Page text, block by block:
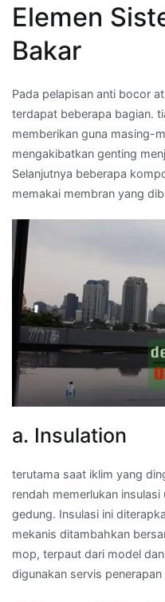
Elemen
Bakar
Pada pelapisan anti bocor
terdapat beberapa bagian.
memberikan guna masing-
mengakibatkan genting
Selanjutnya beberapa
memakai membran yang
a. Insulation
terutama saat iklim yang
rendah memerlukan
gedung. Insulasi ini
mekanis ditambahkan
mop, terpaut dari model
digunakan servis penerapan